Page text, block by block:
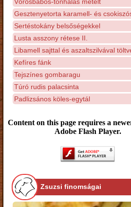
Gesztenyetorta karamell- és
Sertéstokány belsőségekkel
Lusta asszony rétese II.
Libamell sajttal és aszaltszilvával
Kefíres fánk
Tejszínes gombaragu
Túró rudis palacsinta
Padlizsános köles-egytál
Content on this page requires a
Adobe Flash Player.
Zsuzsi finomságai